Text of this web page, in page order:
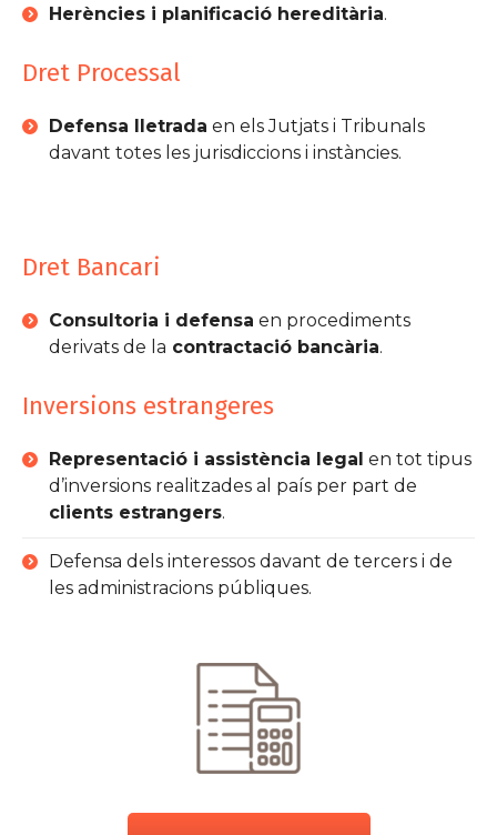
Herències i planificació hereditària.
Dret Processal
Defensa lletrada en els Jutjats i Tribunals
davant totes les jurisdiccions i instàncies.
Dret Bancari
Consultoria i defensa en procediments
derivats de la contractació bancària.
Inversions estrangeres
Representació i assistència legal en tot tipus
d’inversions realitzades al país per part de
clients estrangers.
Defensa dels interessos davant de tercers i de
les administracions públiques.